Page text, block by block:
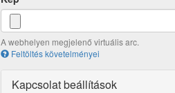
A webhelyen megjelenő virtuális arc.
Feltöltés követelményei
Kapcsolat beállítások